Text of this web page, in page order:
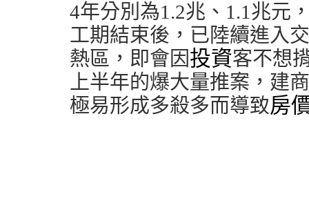
4年分別為1.2兆、1.1兆元
工期結束後，已陸續進入
熱區，即會因 投資客不想
上半年的爆大量推案，建
極易形成多殺多而導致房